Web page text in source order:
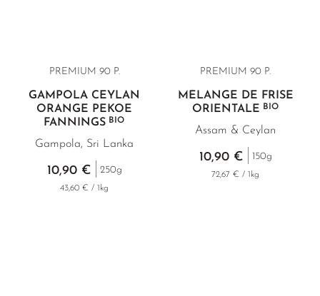
PREMIUM 90 P.
GAMPOLA CEYLAN
ORANGE PEKOE
FANNINGSBIO
Gampola, Sri Lanka
10,90 € 250g
43,60 € / 1kg
PREMIUM 90 P.
MÉLANGE DE FRISE
ORIENTALE BIO
Assam & Ceylan
10,90 € 150g
72,67 € / 1kg